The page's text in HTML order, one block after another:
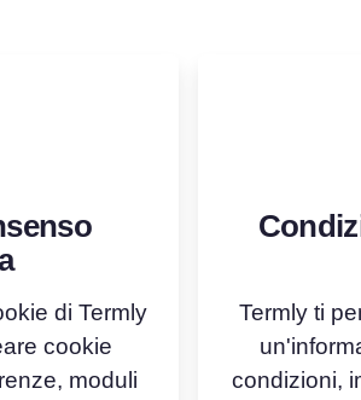
di Termly
cookie
moduli
Termly ti
condizioni,